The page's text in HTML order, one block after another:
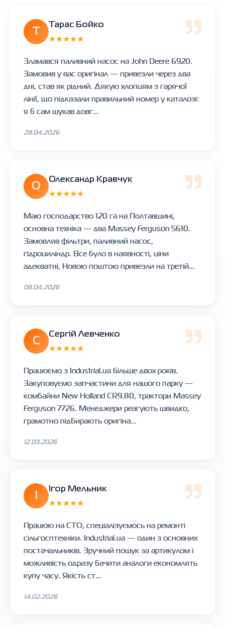
Тарас Бойко
★★★★★
Зламався паливний насос на John Deere 6920.
Замовив у вас оригінал — привезли через два
дні, став як рідний. Дякую хлопцям з гарячої
лінії, що підказали правильний номер у каталозі:
я б сам шукав довг...
28.04.2026
О
Олександр Кравчук
★★★★★
Маю господарство 120 га на Полтавщині,
основна техніка — два Massey Ferguson 5610.
Замовляв фільтри, паливний насос,
гідроциліндр. Все було в наявності, ціни
адекватні, Новою поштою привезли на третій...
08.04.2026
С
Сергій Левченко
★★★★★
Працюємо з Industrial.ua більше двох років.
Закуповуємо запчастини для нашого парку —
комбайни New Holland CR9.80, трактори Massey
Ferguson 7726. Менеджери реагують швидко,
грамотно підбирають оригіна...
12.03.2026
Ігор Мельник
★★★★★
Працюю на СТО, спеціалізуємось на ремонті
сільгосптехніки. Industrial.ua — один з основних
постачальників. Зручний пошук за артикулом і
можливість одразу бачити аналоги економлять
купу часу. Якість ст...
14.02.2026